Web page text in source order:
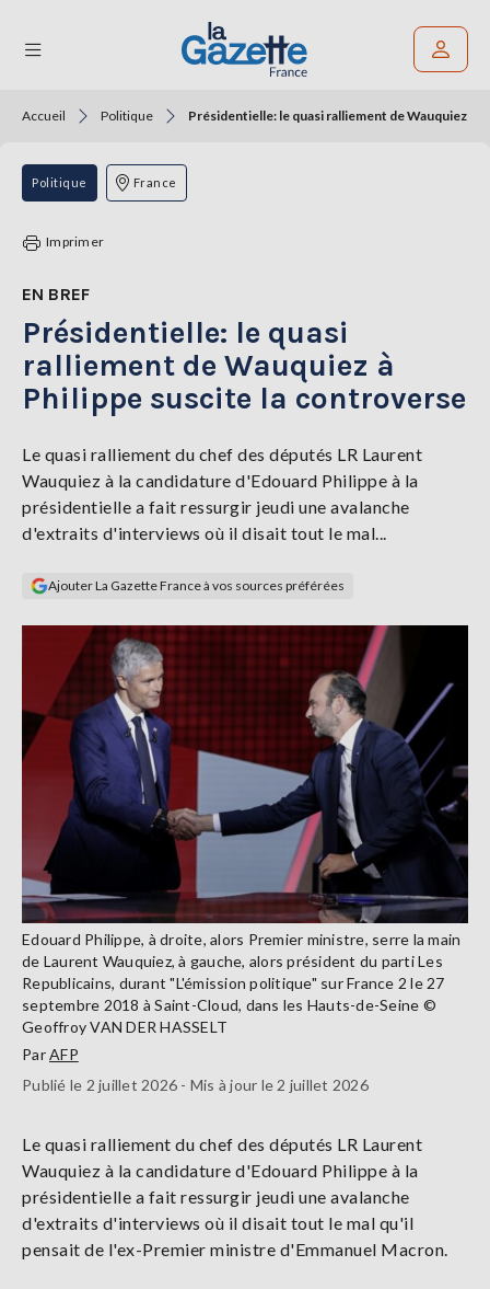
THÉMATIQUES
RÉGIONS
TENDANCES
SERVICES
LA
GAZETTE
Se
connecter
S'abonner
Accueil Politique Présidentielle: le quasi ralliement de Wauquiez à
Politique France
Imprimer
EN BREF
Présidentielle: le quasi
ralliement de Wauquiez à
Philippe suscite la controverse
Le quasi ralliement du chef des députés LR Laurent
Wauquiez à la candidature d'Edouard Philippe à la
présidentielle a fait ressurgir jeudi une avalanche
d'extraits d'interviews où il disait tout le mal...
Ajouter La Gazette France à vos sources préférées
Edouard Philippe, à droite, alors Premier ministre, serre la main
de Laurent Wauquiez, à gauche, alors président du parti Les
Republicains, durant "L'émission politique" sur France 2 le 27
septembre 2018 à Saint-Cloud, dans les Hauts-de-Seine ©
Geoffroy VAN DER HASSELT
ParAFP
Publié le 2 juillet 2026 - Mis à jour le 2 juillet 2026
Le quasi ralliement du chef des députés LR Laurent
Wauquiez à la candidature d'Edouard Philippe à la
présidentielle a fait ressurgir jeudi une avalanche
d'extraits d'interviews où il disait tout le mal qu'il
pensait de l'ex-Premier ministre d'Emmanuel Macron.